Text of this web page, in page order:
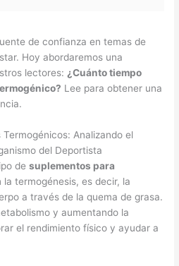
de confianza en temas de
Hoy abordaremos una
lectores: ¿Cuánto tiempo
Lee para obtener una
Analizando el
del Deportista
desuplementos para
la termogénesis, es decir, la
a través de la quema de grasa.
y aumentando la
el rendimiento físico y ayudar a